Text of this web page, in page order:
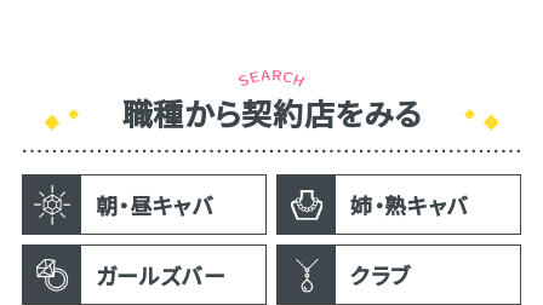
職種から契約店をみる
朝・昼キャバ 姉・熟キャバ
ガールズバー クラブ